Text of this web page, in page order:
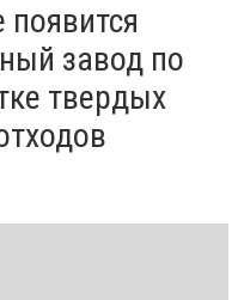
завод по
твердых